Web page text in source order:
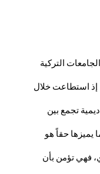
التركية
إذ استطاعت خلال
تجمع بين
يميزها حقاً هو
فهي تؤمن بأن